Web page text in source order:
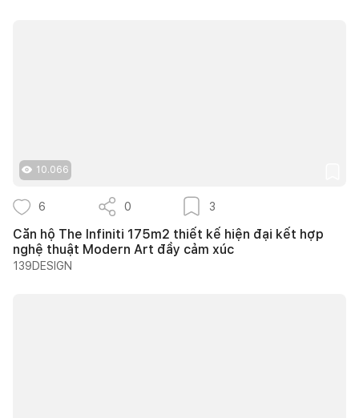
10.066
6 0 3
Căn hộ The Infiniti 175m2 thiết kế hiện đại kết hợp
nghệ thuật Modern Art đầy cảm xúc
139DESIGN